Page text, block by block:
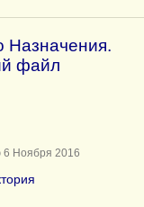
Назначения.
файл
6 Ноября 2016